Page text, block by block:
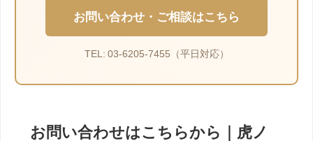
お問い合わせ・ご相談はこちら
TEL: 03-6205-7455（平日対応）
お問い合わせはこちらから｜虎ノ